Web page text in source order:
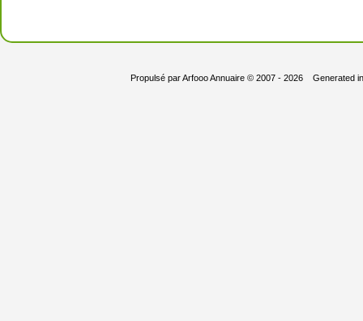
Propulsé parArfooo Annuaire© 2007 - 2026 Generated